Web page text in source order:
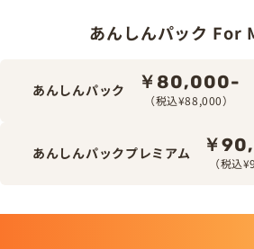
あんしんパック For
あんしんパック ￥80,000-
（税込¥88,000）
あんしんパックプレミアム ￥
（税込